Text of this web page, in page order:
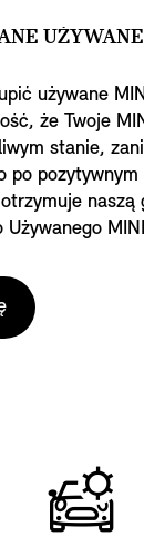
używane
że Twoje
stanie,
po
naszą
Używanego